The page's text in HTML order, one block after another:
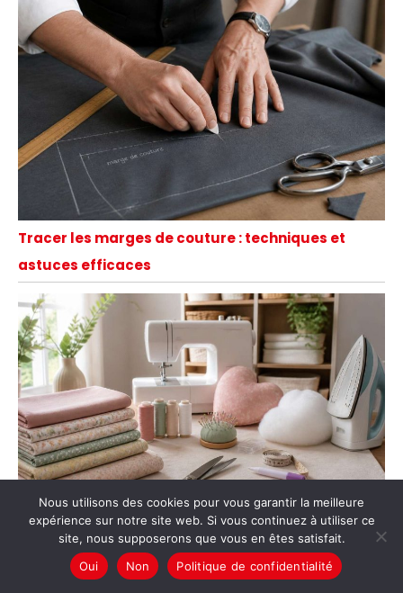
Tracer les marges de couture : techniques et
astuces efficaces
Tutoriel couture facile : coudre un coussin
Nous utilisons des cookies pour vous garantir la meilleure
expérience sur notre site web. Si vous continuez à utiliser ce
site, nous supposerons que vous en êtes satisfait.
Oui
Non Politique de confidentialité